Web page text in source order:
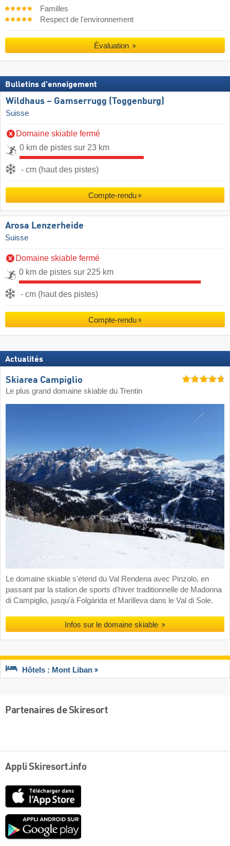
Familles
Respect de l'environnement
Évaluation
Bulletins d'enneigement
Wildhaus – Gamserrugg (Toggenburg)
Suisse
Domaine skiable fermé
0 km de pistes sur 23 km
- cm (haut des pistes)
Compte-rendu
Arosa Lenzerheide
Suisse
Domaine skiable fermé
0 km de pistes sur 225 km
- cm (haut des pistes)
Compte-rendu
Actualités
Skiarea Campiglio
Le plus grand domaine skiable du Trentin
Le domaine skiable s'étend du Val Rendena avec Pinzolo, en
passant par la station de sports d'hiver traditionnelle de Madonna
di Campiglio, jusqu'à Folgàrida et Marilleva dans le Val di Sole.
Infos sur le domaine skiable
Hôtels : Mont Liban
Partenaires de Skiresort
Appli Skiresort.info
Google